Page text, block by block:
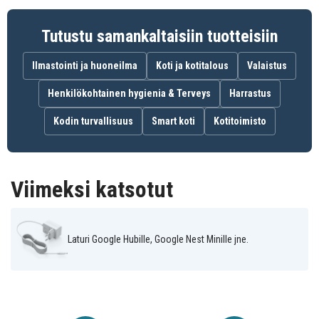
Tuotetyyppi Muut laturit
Merkki SiGN
Ampeeri 1 A
Tutustu samankaltaisiin tuotteisiin
Ilmastointi ja huoneilma Koti ja kotitalous Valaistus
Henkilökohtainen hygienia & Terveys Harrastus
Kodin turvallisuus Smart koti Kotitoimisto
Viimeksi katsotut
Laturi Google Hubille, Google Nest Minille jne.